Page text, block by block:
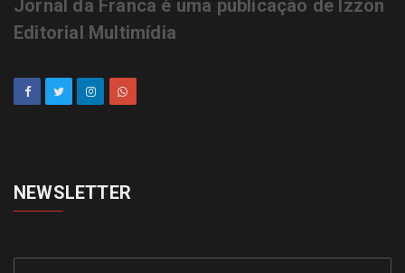
Jornal da Franca é uma publicação de Izzon
Editorial Multimídia
NEWSLETTER